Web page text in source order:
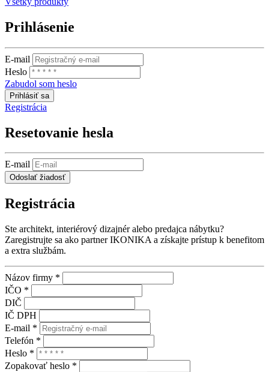
Prihlásenie
E-mail
Heslo
Zabudol som heslo
Prihlásiť sa
Registrácia
Resetovanie hesla
E-mail
Odoslať žiadosť
Registrácia
Ste architekt, interiérový dizajnér alebo predajca nábytku?
Zaregistrujte sa ako partner IKONIKA a získajte prístup k benefitom
a extra službám.
Názov firmy *
IČO *
DIČ
IČ DPH
E-mail *
Telefón *
Heslo *
Zopakovať heslo *